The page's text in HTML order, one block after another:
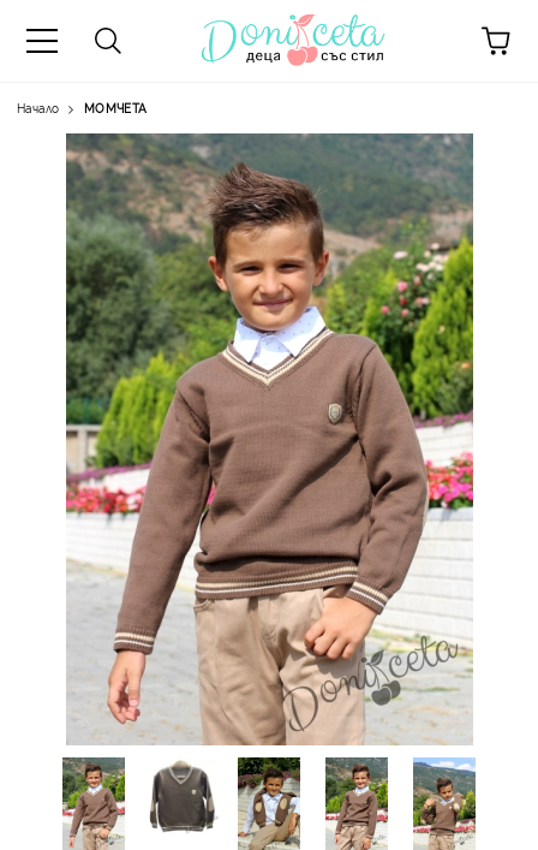
Начало МОМЧЕТА